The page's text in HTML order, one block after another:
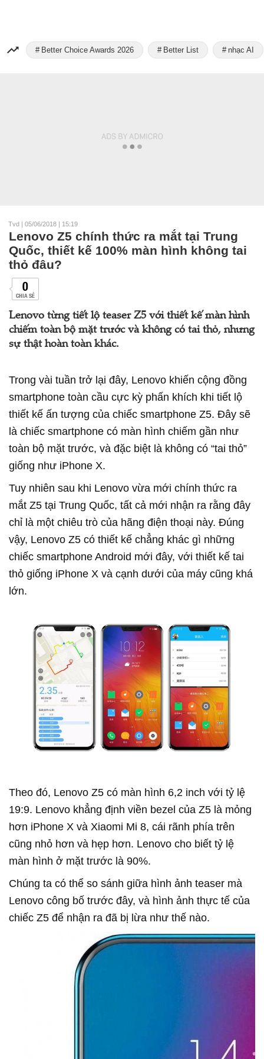
Better Choice Awards 2026 Better List nhạc AI
Tvd | 05/06/2018 | 15:19
Lenovo Z5 chính thức ra mắt tại Trung
Quốc, thiết kế 100% màn hình không tai
thỏ đâu?
0
CHIA SẺ
Lenovo từng tiết lộ teaser Z5 với thiết kế màn hình
chiếm toàn bộ mặt trước và không có tai thỏ, nhưng
sự thật hoàn toàn khác.
Trong vài tuần trở lại đây, Lenovo khiến cộng đồng
smartphone toàn cầu cực kỳ phấn khích khi tiết lộ
thiết kế ấn tượng của chiếc smartphone Z5. Đây sẽ
là chiếc smartphone có màn hình chiếm gần như
toàn bộ mặt trước, và đặc biệt là không có “tai thỏ”
giống như iPhone X.
Tuy nhiên sau khi Lenovo vừa mới chính thức ra
mắt Z5 tại Trung Quốc, tất cả mới nhận ra rằng đây
chỉ là một chiêu trò của hãng điện thoại này. Đúng
vậy, Lenovo Z5 có thiết kế chẳng khác gì những
chiếc smartphone Android mới đây, với thiết kế tai
thỏ giống iPhone X và cạnh dưới của máy cũng khá
lớn.
Theo đó, Lenovo Z5 có màn hình 6,2 inch với tỷ lệ
19:9. Lenovo khẳng định viền bezel của Z5 là mỏng
hơn iPhone X và Xiaomi Mi 8, cái rãnh phía trên
cũng nhỏ hơn và hẹp hơn. Lenovo cho biết tỷ lệ
màn hình ở mặt trước là 90%.
Chúng ta có thể so sánh giữa hình ảnh teaser mà
Lenovo công bố trước đây, và hình ảnh thực tế của
chiếc Z5 để nhận ra đã bị lừa như thế nào.